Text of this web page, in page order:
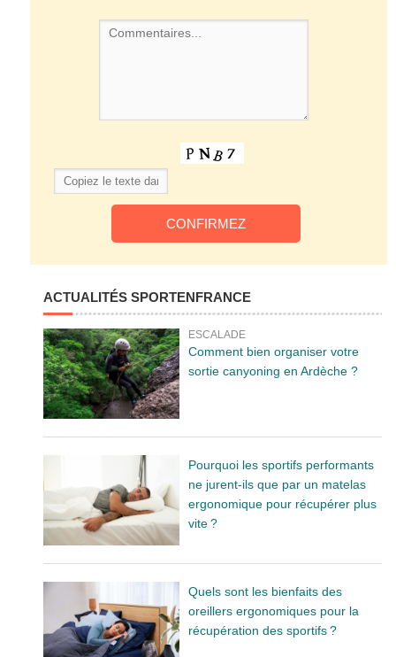
ACTUALITÉS SPORTENFRANCE
ESCALADE
Comment bien organiser votre
sortie canyoning en Ardèche ?
Pourquoi les sportifs performants
ne jurent-ils que par un matelas
ergonomique pour récupérer plus
vite ?
Quels sont les bienfaits des
oreillers ergonomiques pour la
récupération des sportifs ?